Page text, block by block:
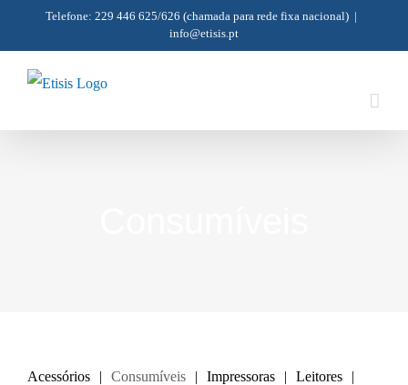
content
Telefone: 229 446 625/626 (chamada para rede fixa nacional) |
info@etisis.pt
Acessórios Consumíveis Impressoras
Leitores